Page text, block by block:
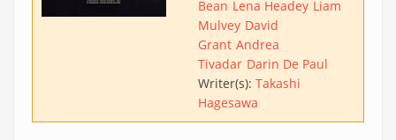
Bean Lena Headey Liam
Mulvey David
Grant Andrea
Tivadar Darin De Paul
Writer(s): Takashi
Hagesawa